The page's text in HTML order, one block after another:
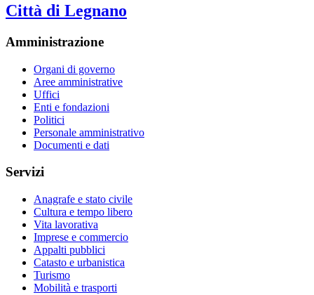
Città di Legnano
Amministrazione
Organi di governo
Aree amministrative
Uffici
Enti e fondazioni
Politici
Personale amministrativo
Documenti e dati
Servizi
Anagrafe e stato civile
Cultura e tempo libero
Vita lavorativa
Imprese e commercio
Appalti pubblici
Catasto e urbanistica
Turismo
Mobilità e trasporti